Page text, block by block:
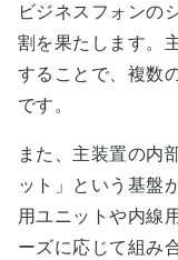
ビジネスフォンの
割を果たします。
することで、複数
です。
また、主装置の内
ット」という基盤
用ユニットや内線
ーズに応じて組み